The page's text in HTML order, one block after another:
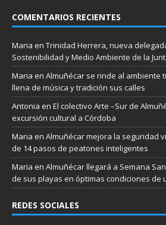
COMENTARIOS RECIENTES
Maria en Trinidad Herrera, nueva
Sostenibilidad y Medio Ambiente de la
Maria en Almuñécar se rinde al ambiente
llena de música y tradición sus calles
Antonia en El colectivo Arte –Sur de
excursión cultural a Córdoba
Maria en Almuñécar mejora la seguridad
de 14 pasos de peatones inteligentes
Maria en Almuñécar llegará a Semana
de sus playas en óptimas condiciones de
REDES SOCIALES